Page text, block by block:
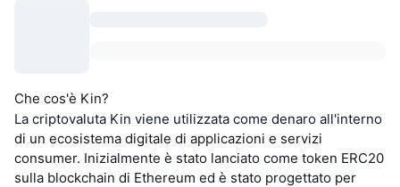
Che cos'è Kin?
La criptovaluta Kin viene utilizzata come denaro all'interno
di un ecosistema digitale di applicazioni e servizi
consumer. Inizialmente è stato lanciato come token ERC20
sulla blockchain di Ethereum ed è stato progettato per